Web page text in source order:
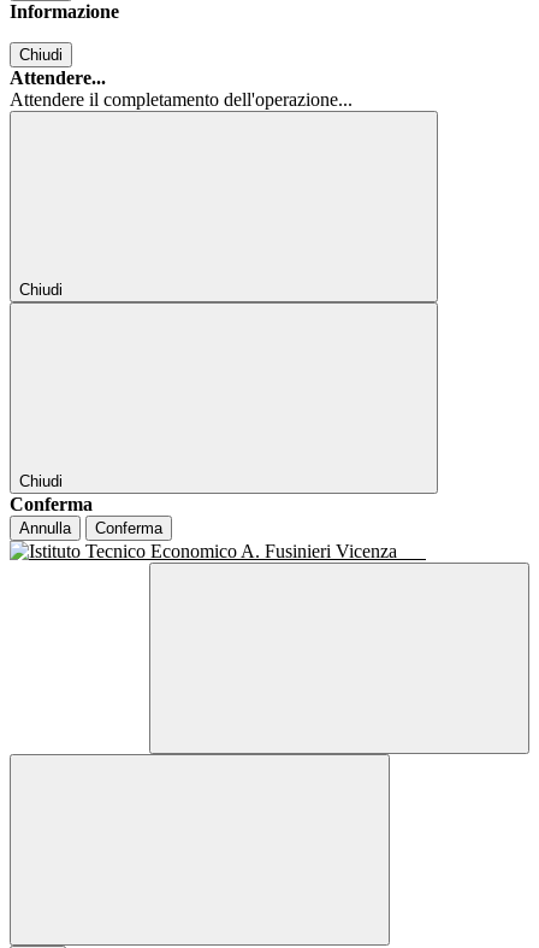
Informazione
Chiudi
Attendere...
Attendere il completamento dell'operazione...
Chiudi
Chiudi
Conferma
Annulla Conferma